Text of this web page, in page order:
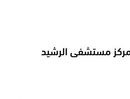
مستشفى الرشيد